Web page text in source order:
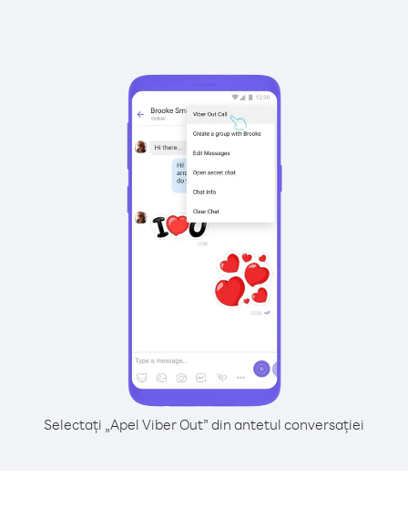
Selectați „Apel Viber Out” din antetul conversației